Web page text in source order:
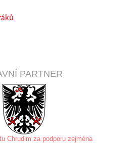
PARTNER
Chrudim za podporu zejména